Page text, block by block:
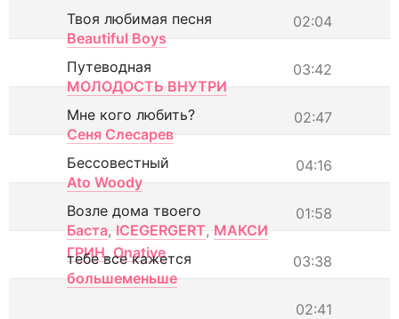
02:04
Твоя любимая песня
Beautiful Boys
03:42
Путеводная
МОЛОДОСТЬ ВНУТРИ
02:47
Мне кого любить?
Сеня Слесарев
04:16
Бессовестный
Ato Woody
01:58
Возле дома твоего
Баста, ICEGERGERT, МАКСИ
ГРИН, Onative 03:38
тебе все кажется
большеменьше
02:41